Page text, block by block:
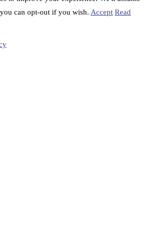
can opt-out if you wish. Accept Read